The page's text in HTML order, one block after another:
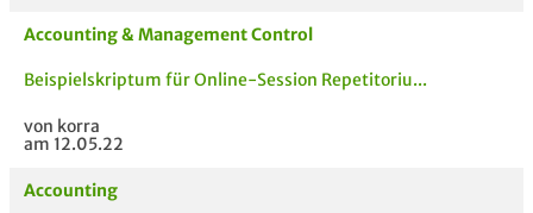
Accounting & Management Control
Beispielskriptum für Online-Session Repetitoriu...
von korra
am 12.05.22
Accounting